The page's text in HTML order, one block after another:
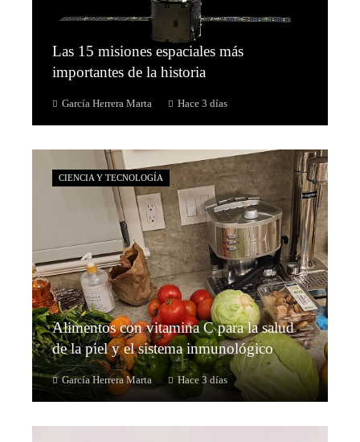
Las 15 misiones espaciales más
importantes de la historia
García Herrera Marta Hace 3 días
CIENCIA Y TECNOLOGÍA
Alimentos con vitamina C para la salud
de la piel y el sistema inmunológico
García Herrera Marta Hace 3 días